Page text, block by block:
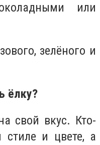
или
зелёного и
ёлку?
свой вкус. Кто-
и цвете, а